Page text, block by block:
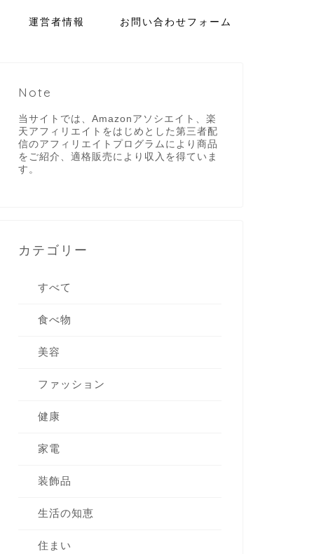
運営者情報 お問い合わせフォーム
Note
当サイトでは、Amazonアソシエイト、楽
天アフィリエイトをはじめとした第三者配
信のアフィリエイトプログラムにより商品
をご紹介、適格販売により収入を得ていま
す。
カテゴリー
すべて
食べ物
美容
ファッション
健康
家電
装飾品
生活の知恵
住まい